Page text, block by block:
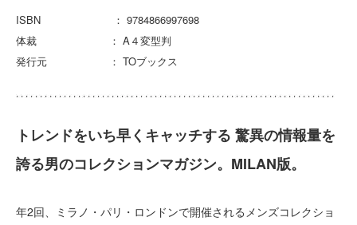
ISBN ： 9784866997698
体裁 ： A４変型判
発行元 ： TOブックス
トレンドをいち早くキャッチする 驚異の情報量を
誇る男のコレクションマガジン。MILAN版。
年2回、ミラノ・パリ・ロンドンで開催されるメンズコレクショ